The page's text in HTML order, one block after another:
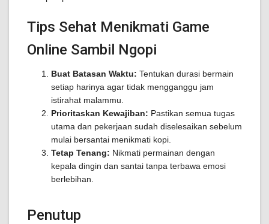
Tips Sehat Menikmati Game
Online Sambil Ngopi
Buat Batasan Waktu: Tentukan durasi bermain
setiap harinya agar tidak mengganggu jam
istirahat malammu.
Prioritaskan Kewajiban: Pastikan semua tugas
utama dan pekerjaan sudah diselesaikan sebelum
mulai bersantai menikmati kopi.
Tetap Tenang: Nikmati permainan dengan
kepala dingin dan santai tanpa terbawa emosi
berlebihan.
Penutup